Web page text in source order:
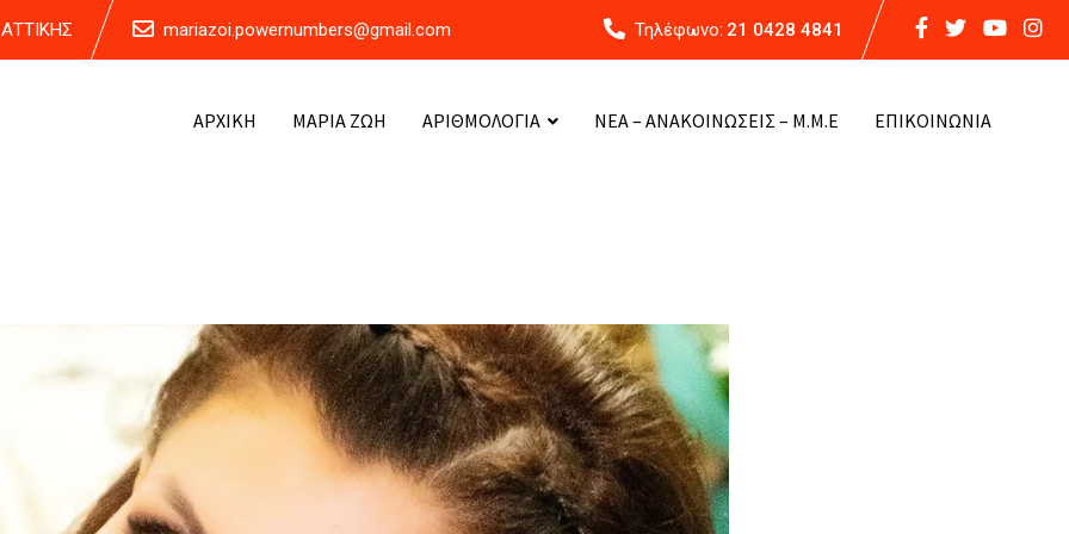
mariazoi.powernumbers@gmail.com Τηλέφωνο: 21 0428 4841
ΑΡΧΙΚΗ ΜΑΡΙΑ ΖΩΗ ΑΡΙΘΜΟΛΟΓΙΑ ΝΕΑ – ΑΝΑΚΟΙΝΩΣΕΙΣ – Μ.Μ.Ε ΕΠΙΚΟΙΝΩΝΙΑ